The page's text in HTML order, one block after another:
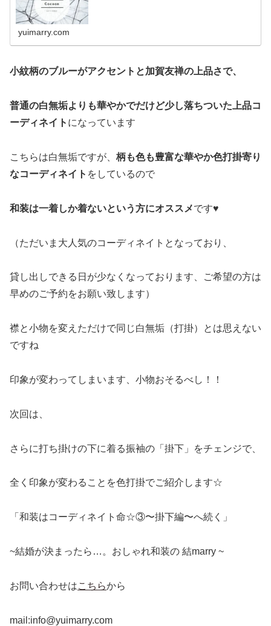
yuimarry.com
小紋柄のブルーがアクセントと加賀友禅の上品さで、
普通の白無垢よりも華やかでだけど少し落ちついた上品コ
ーディネイト になっています
こちらは白無垢ですが、 柄も色も豊富な華やか色打掛寄り
なコーディネイト をしているので
和装は一着しか着ないという方にオススメです♥︎
（ただいま大人気のコーディネイトとなっており、
貸し出しできる日が少なくなっております、ご希望の方は
早めのご予約をお願い致します）
襟と小物を変えただけで同じ白無垢（打掛）とは思えない
ですね
印象が変わってしまいます、小物おそるべし！！
次回は、
さらに打ち掛けの下に着る振袖の「掛下」をチェンジで、
全く印象が変わることを色打掛でご紹介します☆
「和装はコーディネイト命☆③〜掛下編〜へ続く」
~結婚が決まったら…。おしゃれ和装の 結marry ~
お問い合わせはこちらから
mail:info@yuimarry.com